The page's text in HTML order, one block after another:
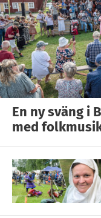
En ny sväng i
med